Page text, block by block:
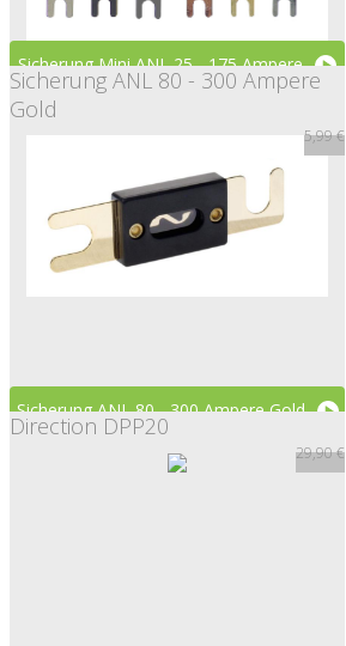
Sicherung Mini ANL 25 - 175 Ampere
Sicherung ANL 80 - 300 Ampere
Gold
5,99 €
Sicherung ANL 80 - 300 Ampere Gold
5,99 €
Direction DPP20
29,90 €